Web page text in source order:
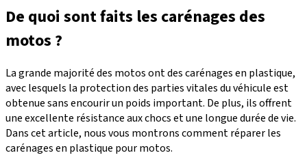
De quoi sont faits les carénages des
motos ?
La grande majorité des motos ont des carénages en plastique,
avec lesquels la protection des parties vitales du véhicule est
obtenue sans encourir un poids important. De plus, ils offrent
une excellente résistance aux chocs et une longue durée de vie.
Dans cet article, nous vous montrons comment réparer les
carénages en plastique pour motos.